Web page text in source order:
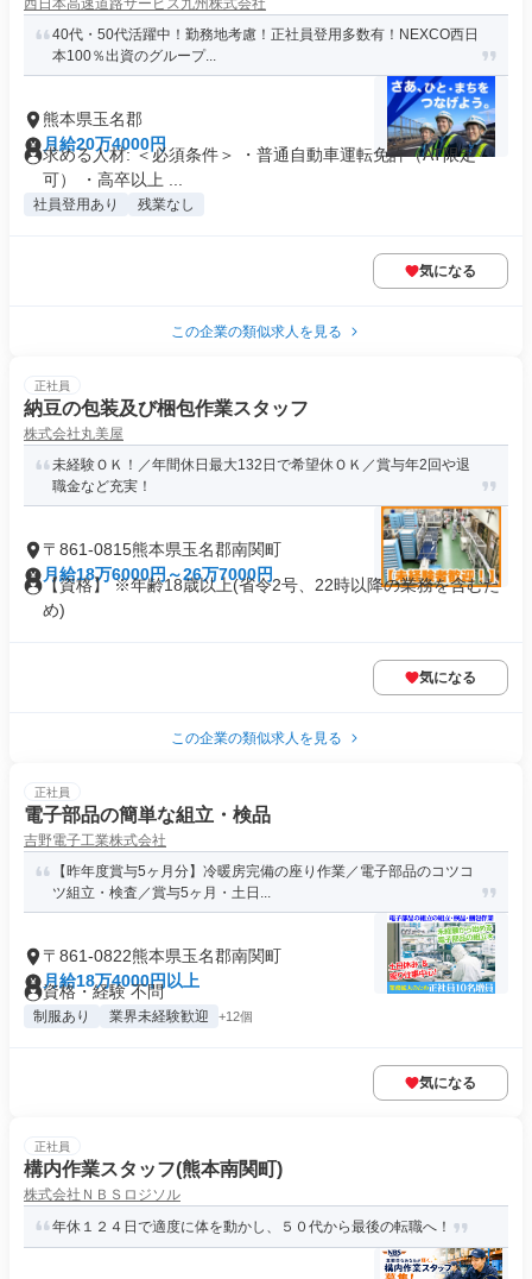
西日本高速道路サービス九州株式会社
40代・50代活躍中！勤務地考慮！正社員登用多数有！NEXCO西日
本100％出資のグループ...
熊本県玉名郡
月給20万4000円
求める人材: ＜必須条件＞ ・普通自動車運転免許（AT限定
可） ・高卒以上 ...
社員登用あり 残業なし
気になる
この企業の類似求人を見る
正社員
納豆の包装及び梱包作業スタッフ
株式会社丸美屋
未経験ＯＫ！／年間休日最大132日で希望休ＯＫ／賞与年2回や退
職金など充実！
〒861-0815熊本県玉名郡南関町
月給18万6000円～26万7000円
【資格】 ※年齢18歳以上(省令2号、22時以降の業務を含むた
め)
気になる
この企業の類似求人を見る
正社員
電子部品の簡単な組立・検品
吉野電子工業株式会社
【昨年度賞与5ヶ月分】冷暖房完備の座り作業／電子部品のコツコ
ツ組立・検査／賞与5ヶ月・土日...
〒861-0822熊本県玉名郡南関町
月給18万4000円以上
資格・経験 不問
制服あり 業界未経験歓迎 +12個
気になる
正社員
構内作業スタッフ(熊本南関町)
株式会社ＮＢＳロジソル
年休１２４日で適度に体を動かし、５０代から最後の転職へ！